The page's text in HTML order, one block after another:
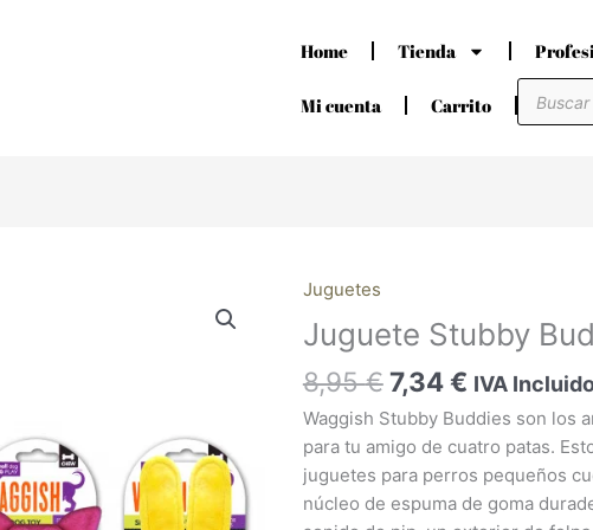
Home Tienda
Mi cuenta Carrito de
Juguetes
Juguete Stubby
8,95€
precio
original
era:
8,95 €.
7,34€
precio
actual
es:
7,34 €.
IVA
Waggish Stubby Buddies son los
para tu amigo de cuatro patas.
juguetes para perros pequeños
núcleo de espuma de goma
Juguete
Stubby
Buddies
cantidad